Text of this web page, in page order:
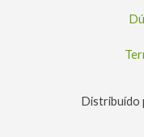
Distribuído